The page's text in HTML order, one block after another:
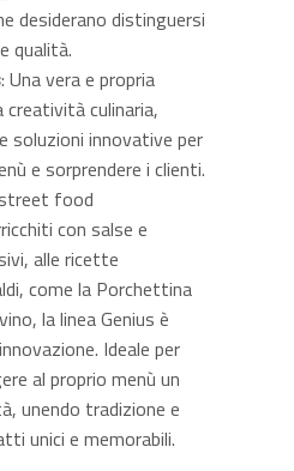
desiderano distinguersi
qualità.
: Una vera e propria
creatività culinaria,
soluzioni innovative per
e sorprendere i clienti.
food
con salse e
alle ricette
come la Porchettina
la linea Genius è
Ideale per
al proprio menù un
unendo tradizione e
unici e memorabili.